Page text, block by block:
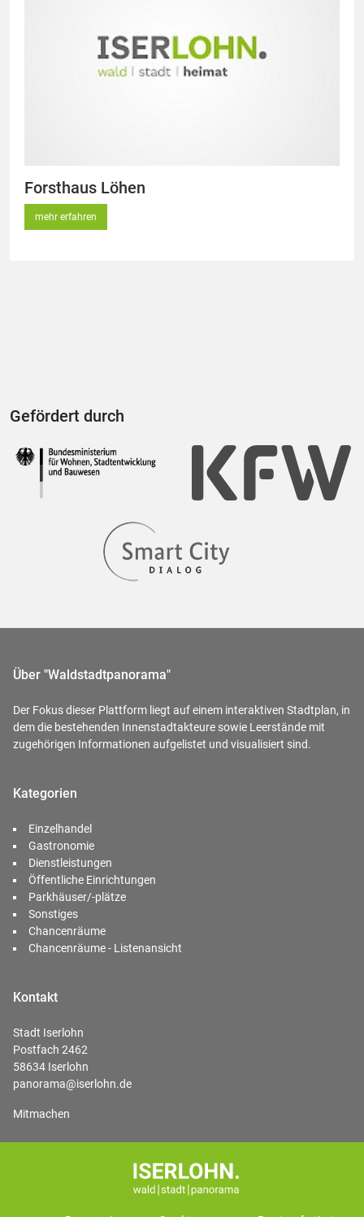
Forsthaus Löhen
mehr erfahren
Gefördert durch
Über "Waldstadtpanorama"
Der Fokus dieser Plattform liegt auf einem interaktiven Stadtplan, in
dem die bestehenden Innenstadtakteure sowie Leerstände mit
zugehörigen Informationen aufgelistet und visualisiert sind.
Kategorien
Einzelhandel
Gastronomie
Dienstleistungen
Öffentliche Einrichtungen
Parkhäuser/-plätze
Sonstiges
Chancenräume
Chancenräume - Listenansicht
Kontakt
Stadt Iserlohn
Postfach 2462
58634 Iserlohn
panorama@iserlohn.de
Mitmachen